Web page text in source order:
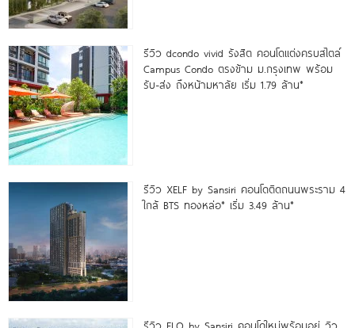
รีวิว dcondo vivid รังสิต คอนโดแต่งครบสไตล์
Campus Condo ตรงข้าม ม.กรุงเทพ พร้อม
รับ-ส่ง ถึงหน้ามหาลัย เริ่ม 1.79 ล้าน*
รีวิว XELF by Sansiri คอนโดติดถนนพระราม 4
ใกล้ BTS ทองหล่อ* เริ่ม 3.49 ล้าน*